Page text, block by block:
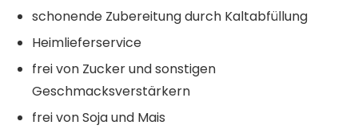
schonende Zubereitung durch Kaltabfüllung
Heimlieferservice
frei von Zucker und sonstigen
Geschmacksverstärkern
frei von Soja und Mais